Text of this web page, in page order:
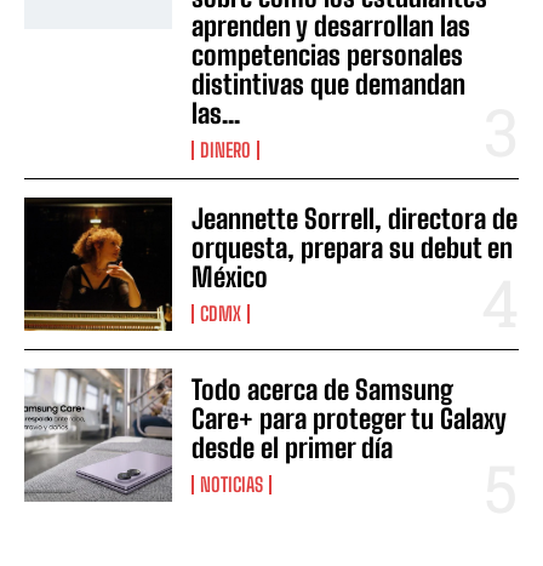
aprenden y desarrollan las
competencias personales
distintivas que demandan
las...
DINERO
Jeannette Sorrell, directora de
orquesta, prepara su debut en
México
CDMX
Todo acerca de Samsung
Care+ para proteger tu Galaxy
desde el primer día
NOTICIAS